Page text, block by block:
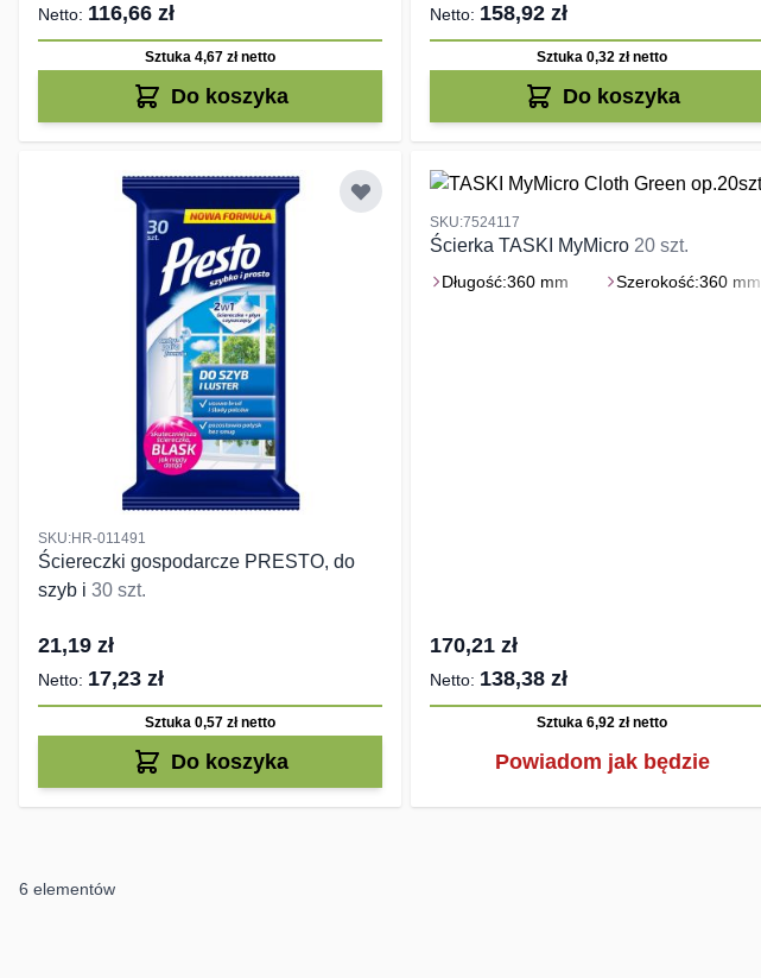
116,66 zł
Sztuka 4,67 złnetto
Do koszyka
158,92 zł
Sztuka 0,32 złnetto
Do koszyka
SKU:HR-011491
Ściereczki gospodarcze PRESTO, do
szyb i 30 szt.
21,19 zł
17,23 zł
Sztuka 0,57 złnetto
Do koszyka
SKU:7524117
Ścierka TASKI MyMicro 20 szt.
Długość:360 mm Szerokość:360 mm
170,21 zł
138,38 zł
Sztuka 6,92 złnetto
Powiadom jak będzie
6 elementów